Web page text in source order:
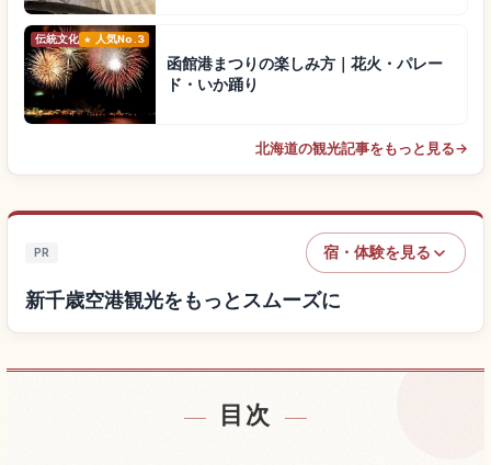
伝統文化 人気No.3
函館港まつりの楽しみ方｜花火・パレー
ド・いか踊り
北海道の観光記事をもっと見る→
PR 宿・体験を見る
新千歳空港観光をもっとスムーズに
新千歳空港付近の宿を探す
目次